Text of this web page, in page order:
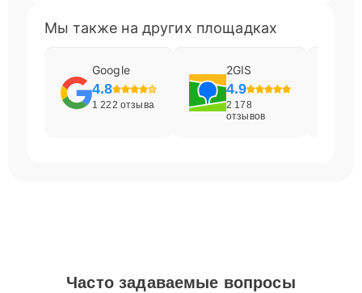
Мы также на других площадках
Google
4.8
1 222 отзыва
2GIS
4.9
2 178
отзывов
Часто задаваемые вопросы